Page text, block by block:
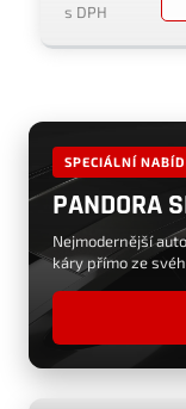
SPECIÁLNÍ
PANDORA
Nejmodernější
káry přímo ze
s DPH